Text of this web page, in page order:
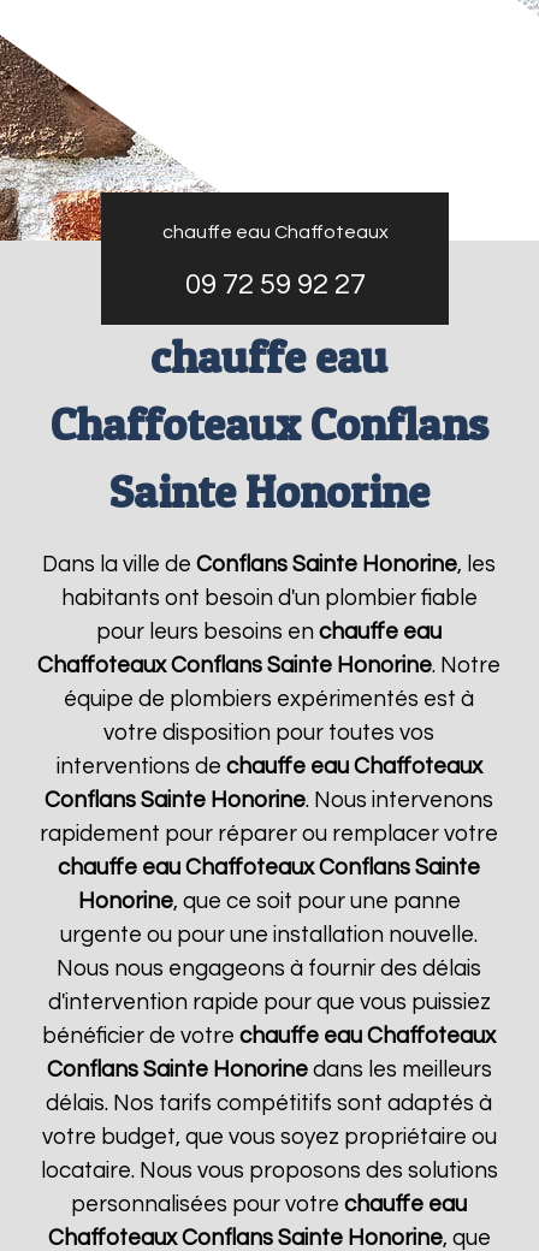
chauffe eau Chaffoteaux
09 72 59 92 27
chauffe eau
Chaffoteaux Conflans
Sainte Honorine
Dans la ville deConflans Sainte Honorine, les
habitants ont besoin d'un plombier fiable
pour leurs besoins enchauffe eau
Chaffoteaux Conflans Sainte Honorine. Notre
équipe de plombiers expérimentés est à
votre disposition pour toutes vos
interventions de chauffe eau Chaffoteaux
Conflans Sainte Honorine. Nous intervenons
rapidement pour réparer ou remplacer votre
chauffe eau Chaffoteaux Conflans Sainte
Honorine, que ce soit pour une panne
urgente ou pour une installation nouvelle.
Nous nous engageons à fournir des délais
d'intervention rapide pour que vous puissiez
bénéficier de votrechauffe eau Chaffoteaux
Conflans Sainte Honorinedans les meilleurs
délais. Nos tarifs compétitifs sont adaptés à
votre budget, que vous soyez propriétaire ou
locataire. Nous vous proposons des solutions
personnalisées pour votrechauffe eau
Chaffoteaux Conflans Sainte Honorine, que